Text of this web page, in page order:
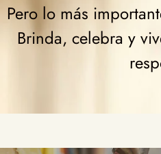
Pero lo más
Brinda, celebra y